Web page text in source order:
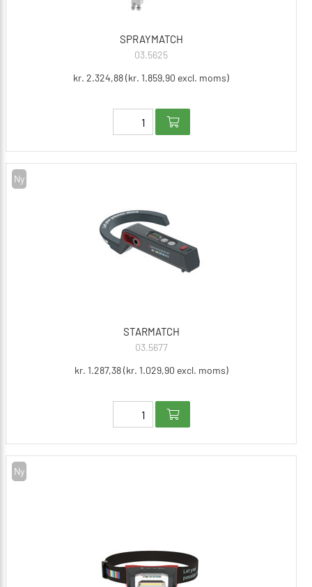
SPRAYMATCH
03.5625
kr. 2.324,88 (kr. 1.859,90 excl. moms)
Ny
STARMATCH
03.5677
kr. 1.287,38 (kr. 1.029,90 excl. moms)
Ny